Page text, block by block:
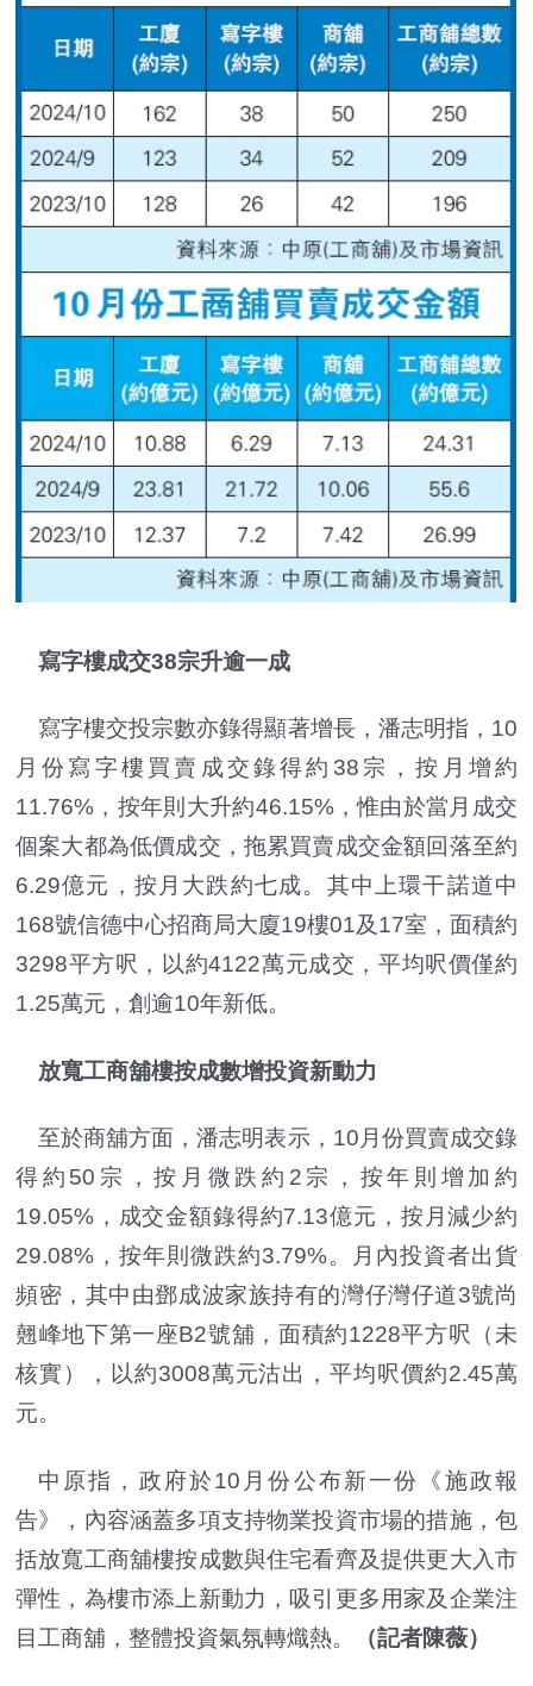
寫字樓成交38宗升逾一成
寫字樓交投宗數亦錄得顯著增長，潘志明指，10
月份寫字樓買賣成交錄得約38宗，按月增約
11.76%，按年則大升約46.15%，惟由於當月成交
個案大都為低價成交，拖累買賣成交金額回落至約
6.29億元，按月大跌約七成。其中上環干諾道中
168號信德中心招商局大廈19樓01及17室，面積約
3298平方呎，以約4122萬元成交，平均呎價僅約
1.25萬元，創逾10年新低。
放寬工商舖樓按成數增投資新動力
至於商舖方面，潘志明表示，10月份買賣成交錄
得約50宗，按月微跌約2宗，按年則增加約
19.05%，成交金額錄得約7.13億元，按月減少約
29.08%，按年則微跌約3.79%。月內投資者出貨
頻密，其中由鄧成波家族持有的灣仔灣仔道3號尚
翹峰地下第一座B2號舖，面積約1228平方呎（未
核實），以約3008萬元沽出，平均呎價約2.45萬
元。
中原指，政府於10月份公布新一份《施政報
告》，內容涵蓋多項支持物業投資市場的措施，包
括放寬工商舖樓按成數與住宅看齊及提供更大入市
彈性，為樓市添上新動力，吸引更多用家及企業注
目工商舖，整體投資氣氛轉熾熱。
（記者陳薇）